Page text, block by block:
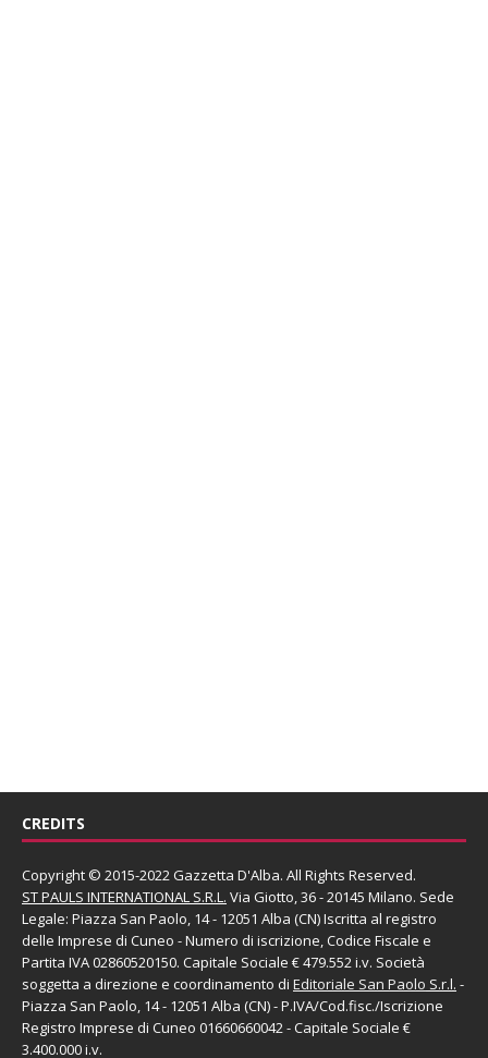
CREDITS
Copyright © 2015-2022 Gazzetta D'Alba. All Rights Reserved.
ST PAULS INTERNATIONAL S.R.L. Via Giotto, 36 - 20145 Milano. Sede
Legale: Piazza San Paolo, 14 - 12051 Alba (CN) Iscritta al registro
delle Imprese di Cuneo - Numero di iscrizione, Codice Fiscale e
Partita IVA 02860520150. Capitale Sociale € 479.552 i.v. Società
soggetta a direzione e coordinamento di Editoriale San Paolo S.r.l. -
Piazza San Paolo, 14 - 12051 Alba (CN) - P.IVA/Cod.fisc./Iscrizione
Registro Imprese di Cuneo 01660660042 - Capitale Sociale €
3.400.000 i.v.